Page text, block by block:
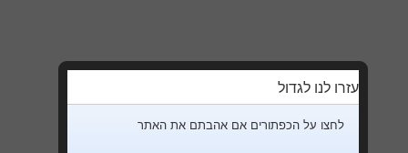
עזרו לנו לגדול
לחצו על הכפתורים אם אהבתם את האתר